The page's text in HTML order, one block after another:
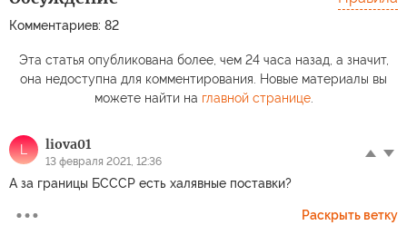
Комментариев: 82
Эта статья опубликована более, чем 24 часа назад, а значит,
она недоступна для комментирования. Новые материалы вы
можете найти на главной странице.
L liova01
13 февраля 2021, 12:36
А за границы БСССР есть халявные поставки?
Раскрыть ветку